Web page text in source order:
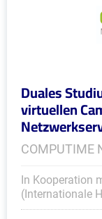
Duales
virtuellen
COMPUTIME
In Kooperation
(Internationale